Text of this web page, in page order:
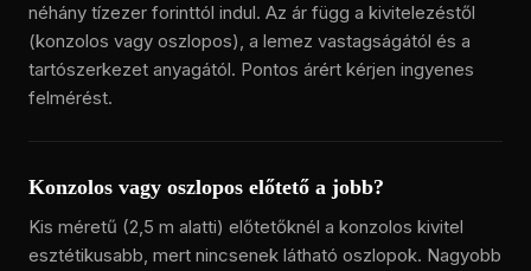
néhány tízezer forinttól indul. Az ár függ a kivitelezéstől
(konzolos vagy oszlopos), a lemez vastagságától és a
tartószerkezet anyagától. Pontos árért kérjen ingyenes
felmérést.
Konzolos vagy oszlopos előtető a jobb?
Kis méretű (2,5 m alatti) előtetőknél a konzolos kivitel
esztétikusabb, mert nincsenek látható oszlopok. Nagyobb